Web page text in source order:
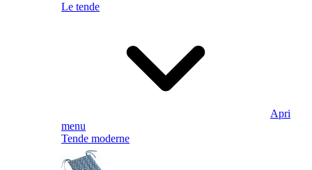
Le tende
Apri
menu
Tende moderne